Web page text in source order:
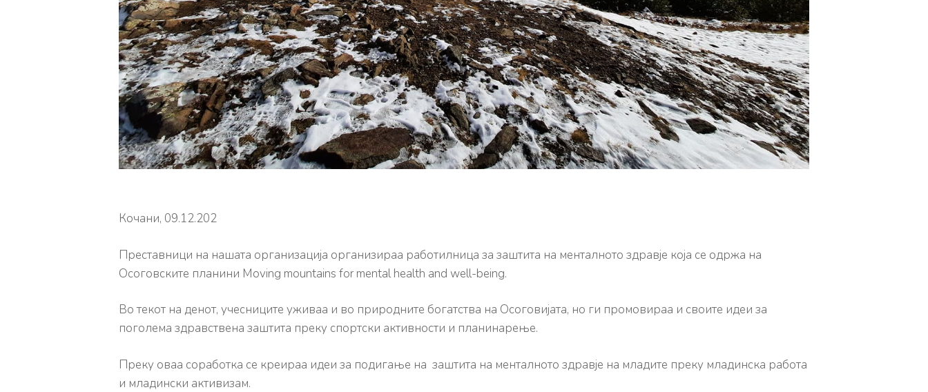
Кочани, 09.12.202
Преставници на нашата организација организираа работилница за заштита на менталното здравје која се одржа на
Осоговските планини Moving mountains for mental health and well-being.
Во текот на денот, учесниците уживаа и во природните богатства на Oсоговијата, но ги промовираа и своите идеи за
поголема здравствена заштита преку спортски активности и планинарење.
Преку оваа соработка се креираа идеи за подигање на заштита на менталното здравје на младите преку младинска работа
и младински активизам.